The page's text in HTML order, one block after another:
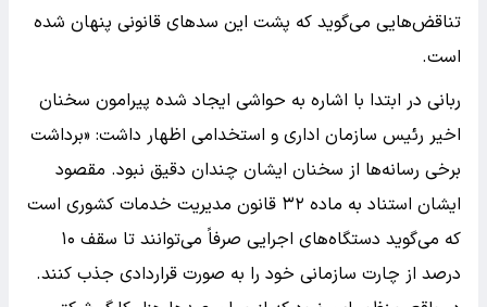
تناقض‌هایی می‌گوید که پشت این سدهای قانونی پنهان شده
است.
ربانی در ابتدا با اشاره به حواشی ایجاد شده پیرامون سخنان
اخیر رئیس سازمان اداری و استخدامی اظهار داشت: «برداشت
برخی رسانه‌ها از سخنان ایشان چندان دقیق نبود. مقصود
ایشان استناد به ماده ۳۲ قانون مدیریت خدمات کشوری است
که می‌گوید دستگاه‌های اجرایی صرفاً می‌توانند تا سقف ۱۰
درصد از چارت سازمانی خود را به صورت قراردادی جذب کنند.